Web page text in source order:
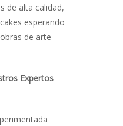
de alta calidad,
esperando
de arte
Expertos